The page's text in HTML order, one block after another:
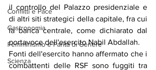
Conflitti e Pace
Gastronomia
Femminismo e Parità di Genere
Scienza
il controllo del Palazzo presidenziale e
di altri siti strategici della capitale, fra cui
la banca centrale, come dichiarato dal
portavoce dell'esercito Nabil Abdallah.
Fonti dell'esercito hanno affermato che i
combattenti delle RSF sono fuggiti tra